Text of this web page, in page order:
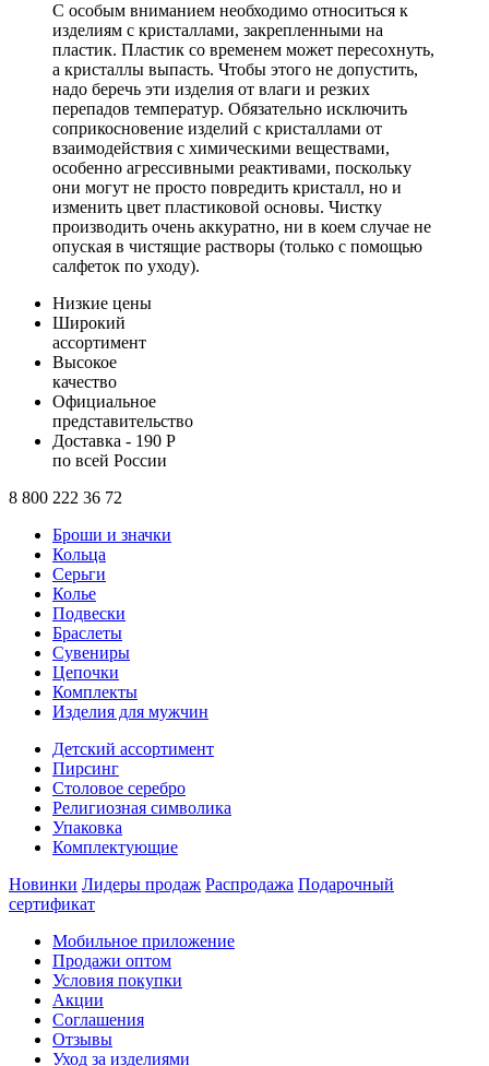
С особым вниманием необходимо относиться к
изделиям с кристаллами, закрепленными на
пластик. Пластик со временем может пересохнуть,
а кристаллы выпасть. Чтобы этого не допустить,
надо беречь эти изделия от влаги и резких
перепадов температур. Обязательно исключить
соприкосновение изделий с кристаллами от
взаимодействия с химическими веществами,
особенно агрессивными реактивами, поскольку
они могут не просто повредить кристалл, но и
изменить цвет пластиковой основы. Чистку
производить очень аккуратно, ни в коем случае не
опуская в чистящие растворы (только с помощью
салфеток по уходу).
Низкие цены
Широкий
ассортимент
Высокое
качество
Официальное
представительство
Доставка - 190 Р
по всей России
8 800 222 36 72
Броши и значки
Кольца
Серьги
Колье
Подвески
Браслеты
Сувениры
Цепочки
Комплекты
Изделия для мужчин
Детский ассортимент
Пирсинг
Столовое серебро
Религиозная символика
Упаковка
Комплектующие
Новинки Лидеры продаж Распродажа Подарочный
сертификат
Мобильное приложение
Продажи оптом
Условия покупки
Акции
Соглашения
Отзывы
Уход за изделиями